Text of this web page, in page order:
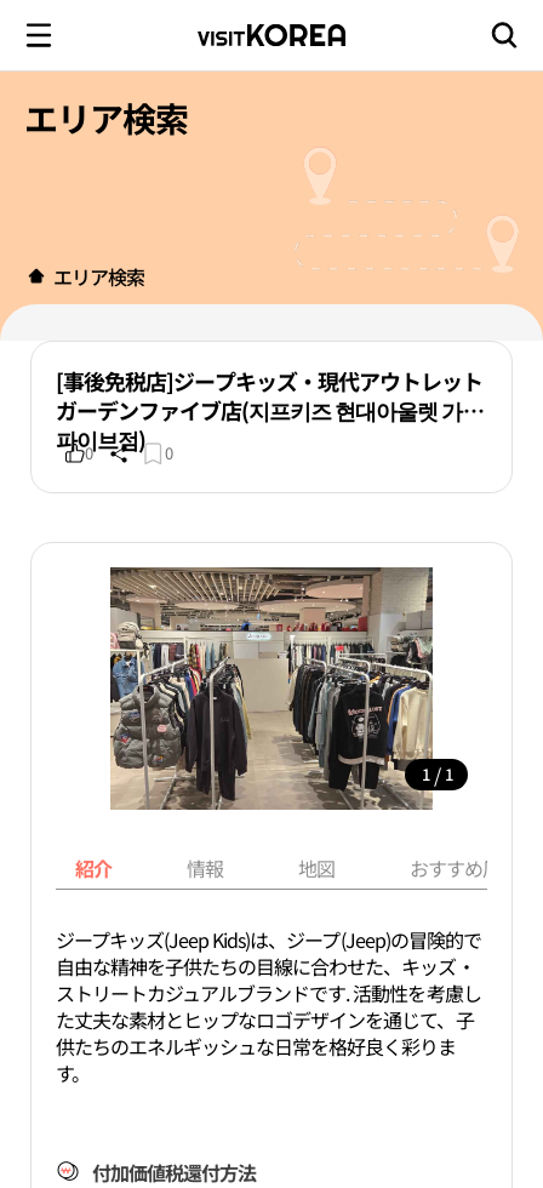
エリア検索
エリア検索
[事後免税店]ジープキッズ・現代アウトレット
ガーデンファイブ店(지프키즈 현대아울렛 가든
파이브점)
0 0
1 / 1
紹介 情報 地図 おすすめ周辺
ジープキッズ(Jeep Kids)は、ジープ(Jeep)の冒険的で
自由な精神を子供たちの目線に合わせた、キッズ・
ストリートカジュアルブランドです. 活動性を考慮し
た丈夫な素材とヒップなロゴデザインを通じて、子
供たちのエネルギッシュな日常を格好良く彩りま
す。
付加価値税還付方法